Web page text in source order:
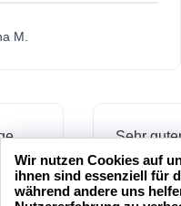
hat
Sehr
und
als
Wir nutzen Cookies auf
ihnen sind essenziell für
während andere uns